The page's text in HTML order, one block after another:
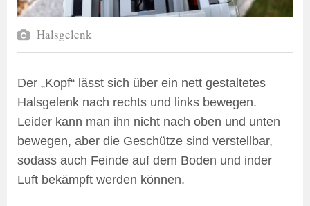
Halsgelenk
Der „Kopf“ lässt sich über ein nett gestaltetes
Halsgelenk nach rechts und links bewegen.
Leider kann man ihn nicht nach oben und unten
bewegen, aber die Geschütze sind verstellbar,
sodass auch Feinde auf dem Boden und inder
Luft bekämpft werden können.